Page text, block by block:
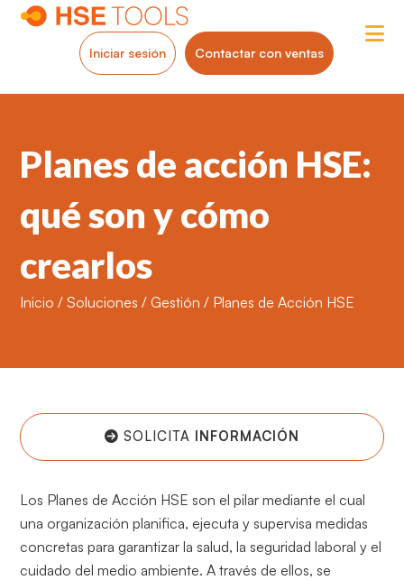
Iniciar sesión Contactar con ventas
Planes de acción HSE:
qué son y cómo
crearlos
Inicio /Soluciones /Gestión / Planes de Acción HSE
SOLICITA INFORMACIÓN
Los Planes de Acción HSE son el pilar mediante el cual
una organización planifica, ejecuta y supervisa medidas
concretas para garantizar la salud, la seguridad laboral y el
cuidado del medio ambiente. A través de ellos, se